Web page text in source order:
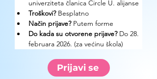
univerziteta članica Circle U. alijanse
Troškovi? Besplatno
Način prijave? Putem forme
Do kada su otvorene prijave? Do 28.
februara 2026. (za većinu škola)
Prijavi se